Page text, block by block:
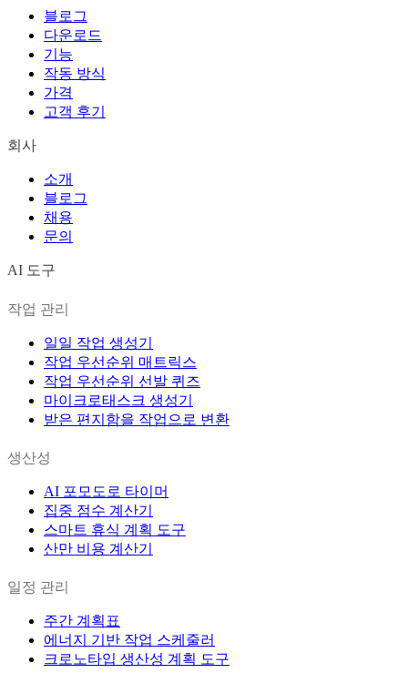
블로그
다운로드
기능
작동 방식
가격
고객 후기
회사
소개
블로그
채용
문의
AI 도구
작업 관리
일일 작업 생성기
작업 우선순위 매트릭스
작업 우선순위 선발 퀴즈
마이크로태스크 생성기
받은 편지함을 작업으로 변환
생산성
AI 포모도로 타이머
집중 점수 계산기
스마트 휴식 계획 도구
산만 비용 계산기
일정 관리
주간 계획표
에너지 기반 작업 스케줄러
크로노타입 생산성 계획 도구